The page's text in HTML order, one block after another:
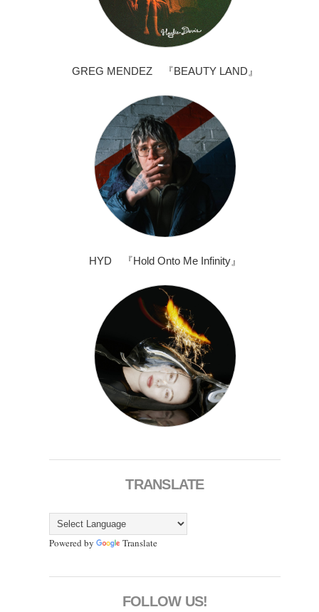
GREG MENDEZ 『BEAUTY LAND』
HYD 『Hold Onto Me Infinity』
TRANSLATE
Powered by Translate
FOLLOW US!